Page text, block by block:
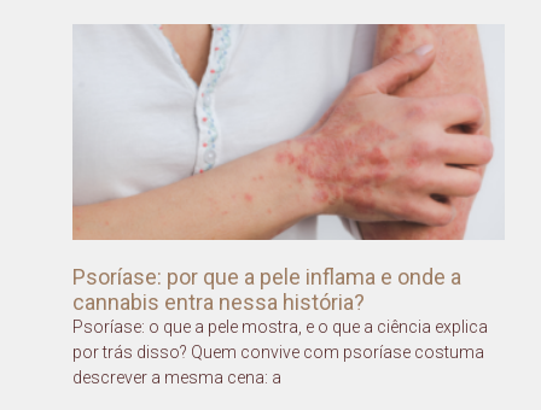
Psoríase: por que a pele inflama e onde a
cannabis entra nessa história?
Psoríase: o que a pele mostra, e o que a ciência explica
por trás disso? Quem convive com psoríase costuma
descrever a mesma cena: a